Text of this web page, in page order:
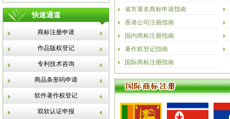
快速通道
商标注册申请
作品版权登记
专利技术咨询
商品条形码申请
软件著作权登记
双软认证申报
省市著名商标申请指南
香港公司注册指南
国内商标注册指南
著作权登记指南
国际商标注册指南